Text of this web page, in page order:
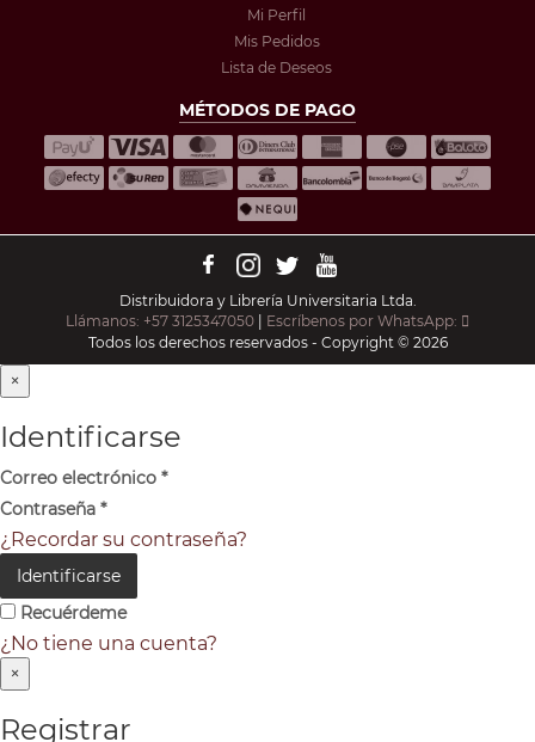
Mi Perfil
Mis Pedidos
Lista de Deseos
MÉTODOS DE PAGO
Distribuidora y Librería Universitaria Ltda.
Llámanos: +57 3125347050 | Escríbenos por WhatsApp:
Todos los derechos reservados - Copyright © 2026
×
Identificarse
Correo electrónico *
Contraseña *
¿Recordar su contraseña?
Identificarse
Recuérdeme
¿No tiene una cuenta?
×
Registrar